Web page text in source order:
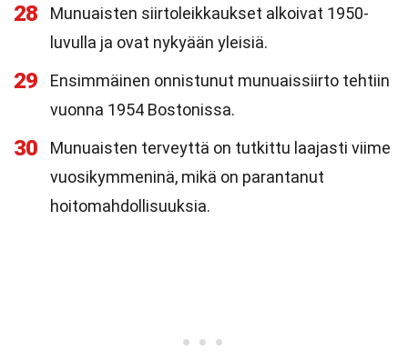
28
Munuaisten siirtoleikkaukset alkoivat 1950-
luvulla ja ovat nykyään yleisiä.
29
Ensimmäinen onnistunut munuaissiirto tehtiin
vuonna 1954 Bostonissa.
30
Munuaisten terveyttä on tutkittu laajasti viime
vuosikymmeninä, mikä on parantanut
hoitomahdollisuuksia.